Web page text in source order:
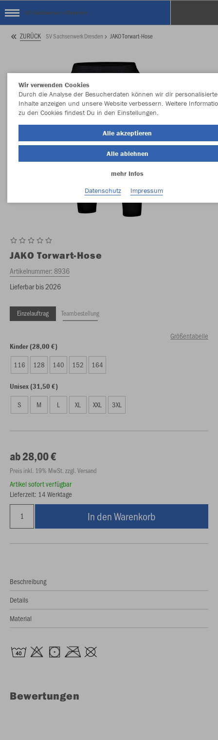
SV Sachsenwerk Dresden
ZURÜCK SV Sachsenwerk Dresden JAKO Torwart-Hose
JAKO Torwart-Hose
Artikelnummer:8936
Lieferbar bis 2026
Einzelauftrag Teambestellung
Größentabelle
Kinder (28,00 €)
116 128 140 152 164
Unisex (31,50 €)
S M L XL XXL 3XL
ab 28,00 €
Preis inkl. 19% MwSt. zzgl. Versand
Artikel sofort verfügbar
Lieferzeit: 14 Werktage
In den Warenkorb
Beschreibung
Details
Material
Bewertungen
Wir verwenden Cookies
Durch die Analyse der Besucherdaten können wir dir personalisierte
Inhalte anzeigen und unsere Website verbessern. Weitere
zu den Cookies findest Du in den Einstellungen.
Alle akzeptieren
Alle ablehnen
mehr Infos
Datenschutz
Impressum